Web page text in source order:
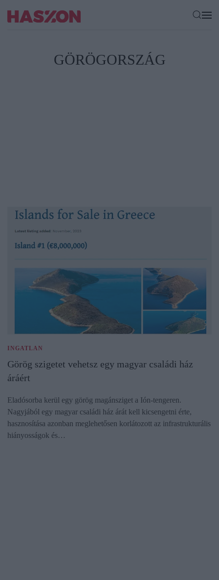
GÖRÖGORSZÁG
INGATLAN
Görög szigetet vehetsz egy magyar családi ház
áráért
Eladósorba kerül egy görög magánsziget a Ión-tengeren.
Nagyjából egy magyar családi ház árát kell kicsengetni érte,
hasznosítása azonban meglehetősen korlátozott az infrastrukturális
hiányosságok és…